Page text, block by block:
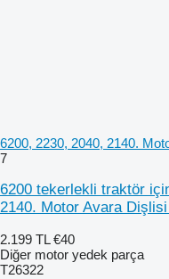
6200, 2230, 2040, 2140.
7
6200 tekerlekli traktör
2140. Motor Avara
2.199 TL €40
Diğer motor yedek parça
T26322